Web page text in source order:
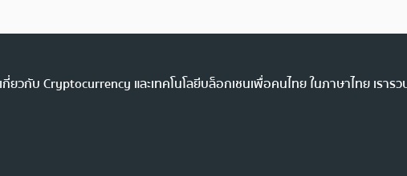
ยวกับ Cryptocurrency และเทคโนโลยีบล็อกเชนเพื่อคนไทย ในภาษาไทย เร